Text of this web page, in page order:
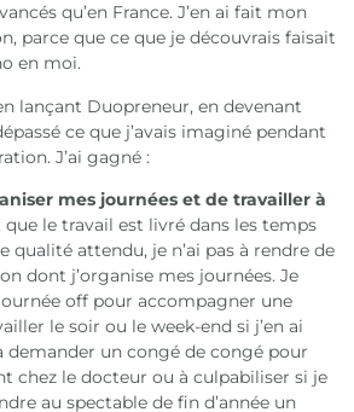
qu’en France. J’en ai fait mon
parce que ce que je découvrais faisait
en moi.
lançant Duopreneur, en devenant
ce que j’avais imaginé pendant
J’ai gagné :
mes journées et de travailler à
que le travail est livré dans les temps
qualité attendu, je n’ai pas à rendre de
dont j’organise mes journées. Je
off pour accompagner une
le soir ou le week-end si j’en ai
demander un congé de congé pour
chez le docteur ou à culpabiliser si je
au spectable de fin d’année un